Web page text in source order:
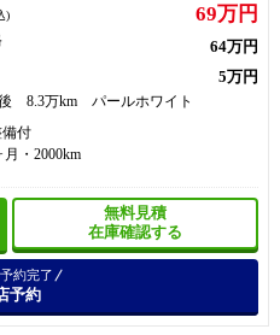
) 69万円
64万円
5万円
後 8.3万km パールホワイト
付
・2000km
無料見積
在庫確認する
約完了
予約